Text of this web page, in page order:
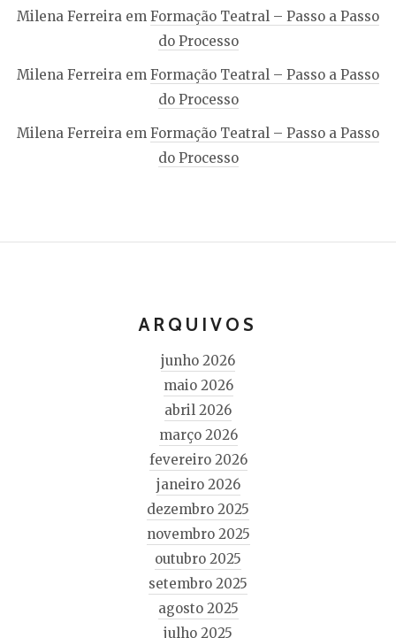
Milena Ferreira em Formação Teatral – Passo a Passo
do Processo
Milena Ferreira em Formação Teatral – Passo a Passo
do Processo
Milena Ferreira em Formação Teatral – Passo a Passo
do Processo
ARQUIVOS
junho 2026
maio 2026
abril 2026
março 2026
fevereiro 2026
janeiro 2026
dezembro 2025
novembro 2025
outubro 2025
setembro 2025
agosto 2025
julho 2025